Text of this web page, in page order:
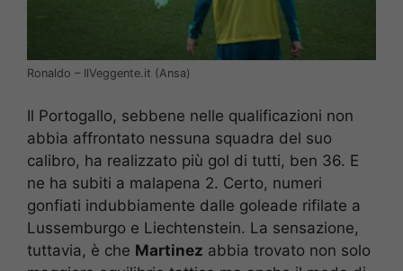
Ronaldo – IlVeggente.it (Ansa)
Il Portogallo, sebbene nelle qualificazioni non
abbia affrontato nessuna squadra del suo
calibro, ha realizzato più gol di tutti, ben 36. E
ne ha subiti a malapena 2. Certo, numeri
gonfiati indubbiamente dalle goleade rifilate a
Lussemburgo e Liechtenstein. La sensazione,
tuttavia, è che Martinez abbia trovato non solo